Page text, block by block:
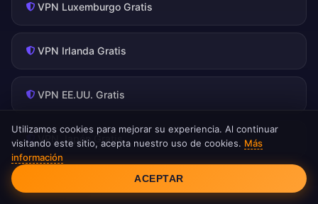
VPN Luxemburgo Gratis
VPN Irlanda Gratis
VPN EE.UU. Gratis
VPN Japón Gratis
Consentimiento de cookies
Utilizamos cookies para mejorar su experiencia. Al continuar
visitando este sitio, acepta nuestro uso de cookies. Más
información
ACEPTAR